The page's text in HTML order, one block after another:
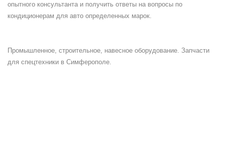
опытного консультанта и получить ответы на вопросы по
кондиционерам для авто определенных марок.
Промышленное, строительное, навесное оборудование. Запчасти
для спецтехники в Симферополе.